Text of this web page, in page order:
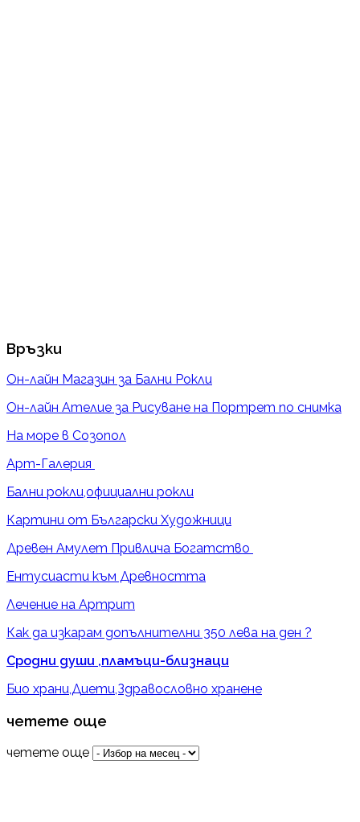
Връзки
Он-лайн Магазин за Бални Рокли
Он-лайн Ателие за Рисуване на Портрет по снимка
На море в Созопол
Арт-Галерия
Бални рокли,официални рокли
Картини от Български Художници
Древен Амулет Привлича Богатство
Ентусиасти към Древността
Лечение на Артрит
Как да изкарам допълнителни 350 лева на ден ?
Сродни души ,пламъци-близнаци
Био храни,Диети,Здравословно хранене
четете още
четете още